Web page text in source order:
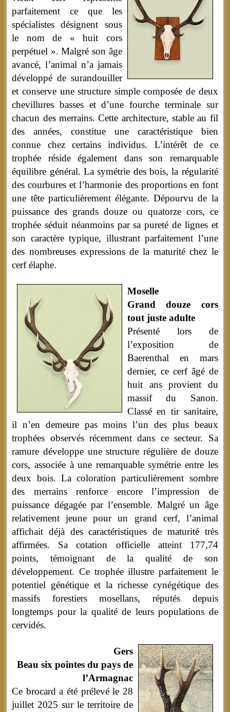
parfaitement ce que les
spécialistes désignent sous
le nom de « huit cors
perpétuel ». Malgré son âge
avancé, l’animal n’a jamais
développé de surandouiller
et conserve une structure simple composée de deux
chevillures basses et d’une fourche terminale sur
chacun des merrains. Cette architecture, stable au fil
des années, constitue une caractéristique bien
connue chez certains individus. L’intérêt de ce
trophée réside également dans son remarquable
équilibre général. La symétrie des bois, la régularité
des courbures et l’harmonie des proportions en font
une tête particulièrement élégante. Dépourvu de la
puissance des grands douze ou quatorze cors, ce
trophée séduit néanmoins par sa pureté de lignes et
son caractère typique, illustrant parfaitement l’une
des nombreuses expressions de la maturité chez le
cerf élaphe.
Moselle
Grand douze cors
tout juste adulte
Présenté lors de
l’exposition de
Baerenthal en mars
dernier, ce cerf âgé de
huit ans provient du
massif du Sanon.
Classé en tir sanitaire,
il n’en demeure pas moins l’un des plus beaux
trophées observés récemment dans ce secteur. Sa
ramure développe une structure régulière de douze
cors, associée à une remarquable symétrie entre les
deux bois. La coloration particulièrement sombre
des merrains renforce encore l’impression de
puissance dégagée par l’ensemble. Malgré un âge
relativement jeune pour un grand cerf, l’animal
affichait déjà des caractéristiques de maturité très
affirmées. Sa cotation officielle atteint 177,74
points, témoignant de la qualité de son
développement. Ce trophée illustre parfaitement le
potentiel génétique et la richesse cynégétique des
massifs forestiers mosellans, réputés depuis
longtemps pour la qualité de leurs populations de
cervidés.
Gers
Beau six pointes du pays de
l’Armagnac
Ce brocard a été prélevé le 28
juillet 2025 sur le territoire de